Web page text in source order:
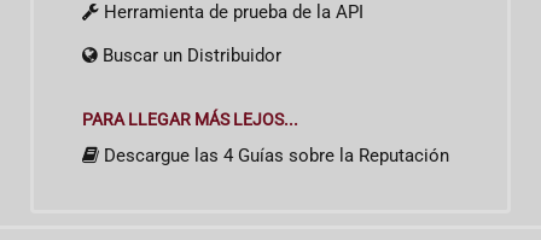
Herramienta de prueba de la API
Buscar un Distribuidor
PARA LLEGAR MÁS LEJOS...
Descargue las 4 Guías sobre la Reputación